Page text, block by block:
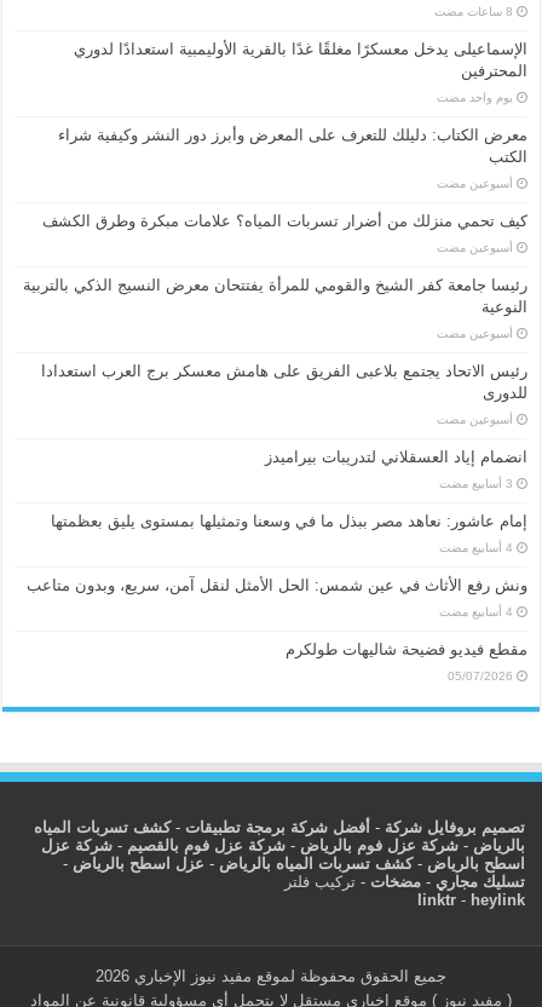
الإسماعیلی یدخل معسكرًا مغلقًا غدًا بالقرية الأوليمبية استعدادًا لدوري
المحترفين
‏يوم واحد مضت
معرض الكتاب: دليلك للتعرف على المعرض وأبرز دور النشر وكيفية شراء
الكتب
‏أسبوعين مضت
كيف تحمي منزلك من أضرار تسربات المياه؟ علامات مبكرة وطرق الكشف
‏أسبوعين مضت
رئيسا جامعة كفر الشيخ والقومي للمرأة يفتتحان معرض النسيج الذكي بالتربية
النوعية
‏أسبوعين مضت
رئيس الاتحاد يجتمع بلاعبى الفريق على هامش معسكر برج العرب استعدادا
للدورى
‏أسبوعين مضت
انضمام إياد العسقلاني لتدريبات بيراميدز
إمام عاشور: نعاهد مصر ببذل ما في وسعنا وتمثيلها بمستوى يليق بعظمتها
ونش رفع الأثاث في عين شمس: الحل الأمثل لنقل آمن، سريع، وبدون متاعب
مقطع فيديو فضيحة شاليهات طولكرم
05/07/2026
تصميم بروفايل شركة -أفضل شركة برمجة تطبيقات -كشف تسربات المياه
بالرياض -شركة عزل فوم بالرياض -شركة عزل فوم بالقصيم -شركة عزل
اسطح بالرياض -كشف تسربات المياه بالرياض - عزل اسطح بالرياض -
تسليك مجاري -مضخات -تركيب فلتر
linktr- heylink
جميع الحقوق محفوظة لموقع مفيد نيوز الإخباري 2026
( مفيد نيوز ) موقع إخباري مستقل لا يتحمل أي مسؤولية قانونية عن المواد